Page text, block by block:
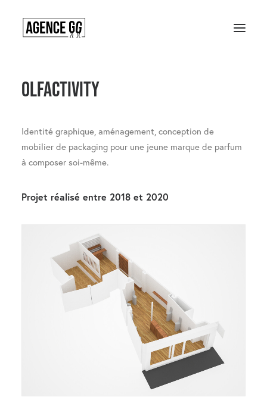
Accueil
Olfactivity
Identité graphique, aménagement, conception de
mobilier de packaging pour une jeune marque de parfum
à composer soi-même.
Projet réalisé entre 2018 et 2020